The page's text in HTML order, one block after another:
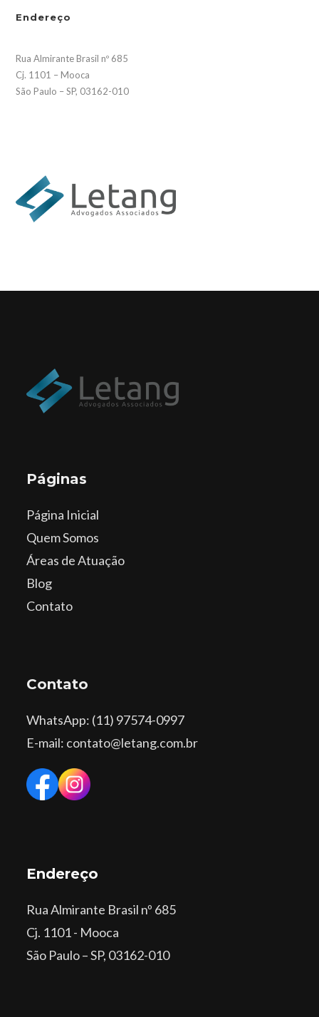
Endereço
Rua Almirante Brasil nº 685
Cj. 1101 – Mooca
São Paulo – SP, 03162-010
Páginas
Página Inicial
Quem Somos
Áreas de Atuação
Blog
Contato
Contato
WhatsApp: (11) 97574-0997
E-mail: contato@letang.com.br
Endereço
Rua Almirante Brasil nº 685
Cj. 1101 - Mooca
São Paulo – SP, 03162-010